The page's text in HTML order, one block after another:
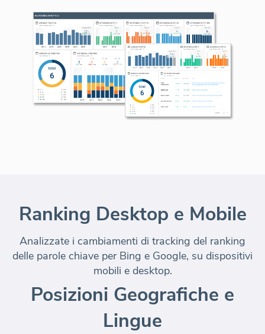
Ranking Desktop e Mobile
Analizzate i cambiamenti di tracking del ranking
delle parole chiave per Bing e Google, su dispositivi
mobili e desktop.
Posizioni Geografiche e
Lingue